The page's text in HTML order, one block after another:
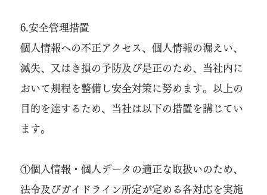
6.安全管理措置
個人情報への不正アクセス、個人情報の漏えい、
滅失、又はき損の予防及び是正のため、当社内に
おいて規程を整備し安全対策に努めます。以上の
目的を達するため、当社は以下の措置を講じてい
ます。
①個人情報・個人データの適正な取扱いのため、
法令及びガイドライン所定が定める各対応を実施